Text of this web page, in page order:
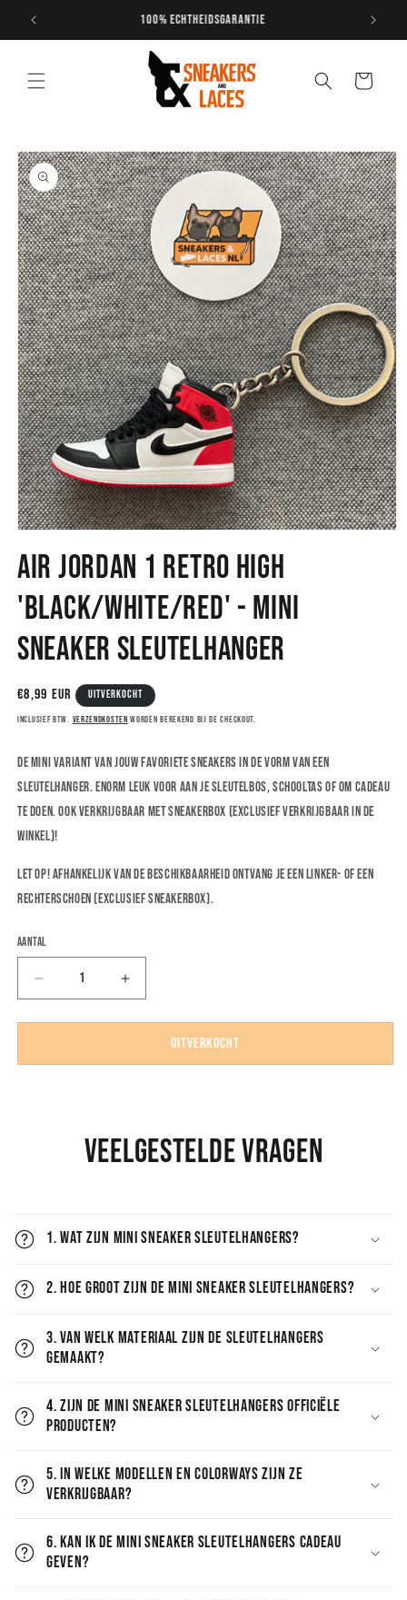
naar de
content
Gratis verzending vanaf €200,-
Winkelwagen
Ga direct naar
productinformatie
openen
in
Air Jordan 1 Retro High
'Black/White/Red' - Mini
Sneaker Sleutelhanger
Normale
prijs
€8,99 EUR Uitverkocht
Inclusief btw. Verzendkosten worden berekend bij de checkout.
De mini variant van jouw favoriete sneakers in de vorm van een
sleutelhanger. Enorm leuk voor aan je sleutelbos, schooltas of om cadeau
te doen. Ook verkrijgbaar met sneakerbox (exclusief verkrijgbaar in de
winkel)!
Let op! Afhankelijk van de beschikbaarheid ontvang je een linker- of een
rechterschoen(exclusief sneakerbox).
Aantal
Aantal
verlagen
voor
Jordan
&#39;Black/White/Red&#39;
Aantal
verhogen
voor
Jordan
&#39;Black/White/Red&#39;
-
Uitverkocht
Veelgestelde Vragen
1. Wat zijn Mini Sneaker Sleutelhangers?
2. Hoe groot zijn de Mini Sneaker Sleutelhangers?
3. Van welk materiaal zijn de sleutelhangers
gemaakt?
4. Zijn de Mini Sneaker Sleutelhangers officiële
producten?
5. In welke modellen en colorways zijn ze
verkrijgbaar?
6. Kan ik de Mini Sneaker Sleutelhangers cadeau
geven?